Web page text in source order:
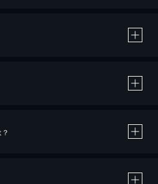
トカード決済による作品の購入 / レンタルです。